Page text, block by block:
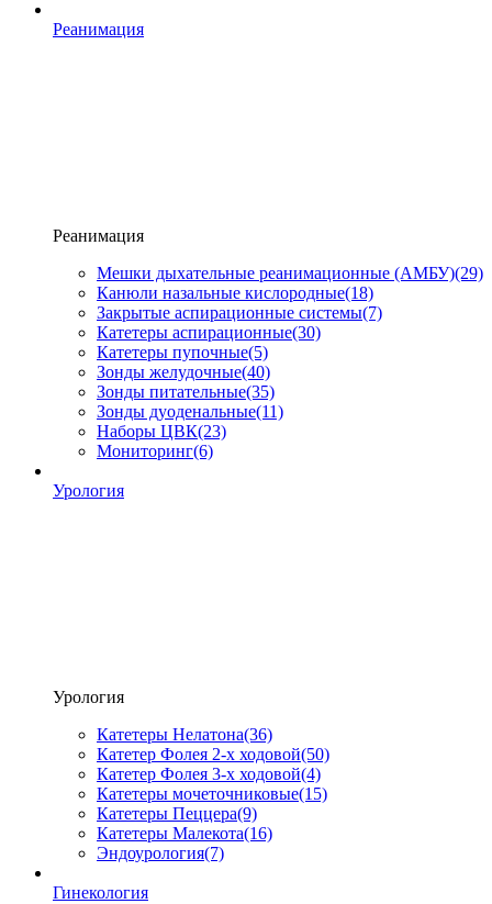
Реанимация
Реанимация
Мешки дыхательные реанимационные (АМБУ)(29)
Канюли назальные кислородные(18)
Закрытые аспирационные системы(7)
Катетеры аспирационные(30)
Катетеры пупочные(5)
Зонды желудочные(40)
Зонды питательные(35)
Зонды дуоденальные(11)
Наборы ЦВК(23)
Мониторинг(6)
Урология
Урология
Катетеры Нелатона(36)
Катетер Фолея 2-х ходовой(50)
Катетер Фолея 3-х ходовой(4)
Катетеры мочеточниковые(15)
Катетеры Пеццера(9)
Катетеры Малекота(16)
Эндоурология(7)
Гинекология